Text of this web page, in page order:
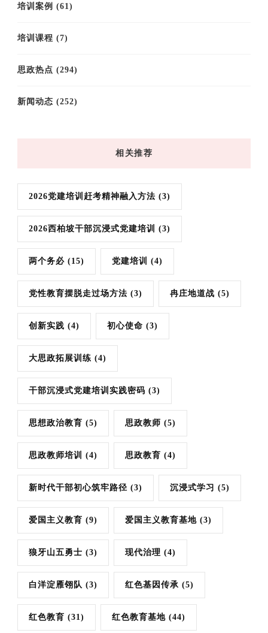
培训案例 (61)
培训课程 (7)
思政热点 (294)
新闻动态 (252)
相关推荐
2026党建培训赶考精神融入方法 (3)
2026西柏坡干部沉浸式党建培训 (3)
两个务必 (15) 党建培训 (4)
党性教育摆脱走过场方法 (3) 冉庄地道战 (5)
创新实践 (4) 初心使命 (3)
大思政拓展训练 (4)
干部沉浸式党建培训实践密码 (3)
思想政治教育 (5) 思政教师 (5)
思政教师培训 (4) 思政教育 (4)
新时代干部初心筑牢路径 (3) 沉浸式学习 (5)
爱国主义教育 (9) 爱国主义教育基地 (3)
狼牙山五勇士 (3) 现代治理 (4)
白洋淀雁翎队 (3) 红色基因传承 (5)
红色教育 (31) 红色教育基地 (44)